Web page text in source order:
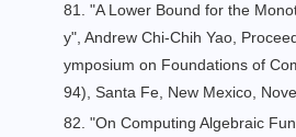
81. "A Lower Bound for the
y", Andrew Chi-Chih Yao,
ymposium on Foundations of
94), Santa Fe, New Mexico,
82. "On Computing Algebraic